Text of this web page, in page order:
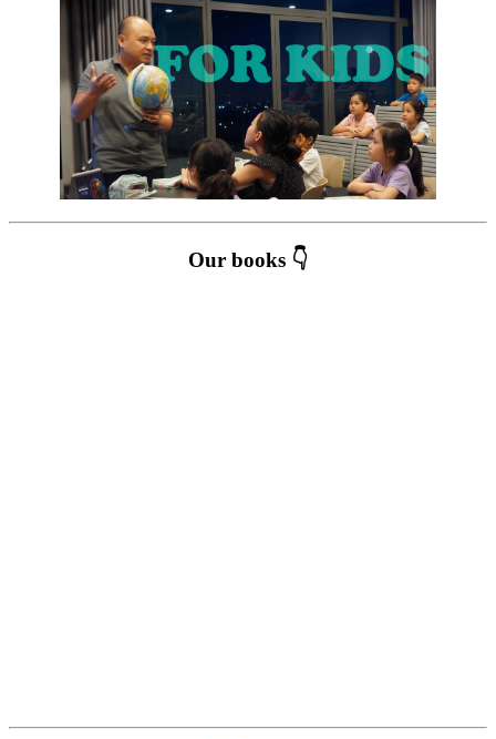
Our books 👇